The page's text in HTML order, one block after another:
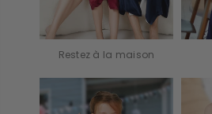
Restez à la maison